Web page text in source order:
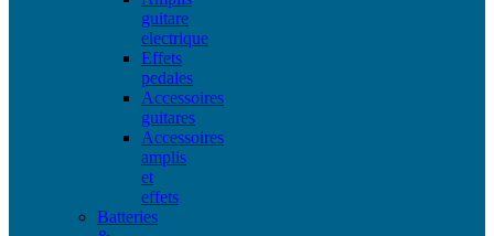
guitare
electrique
Effets
pedales
Accessoires
guitares
Accessoires
amplis
et
effets
Batteries